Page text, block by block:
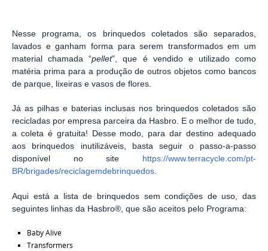
Nesse programa, os brinquedos coletados são separados,
lavados e ganham forma para serem transformados em um
material chamada “pellet”, que é vendido e utilizado como
matéria prima para a produção de outros objetos como bancos
de parque, lixeiras e vasos de flores.
Já as pilhas e baterias inclusas nos brinquedos coletados são
recicladas por empresa parceira da Hasbro. E o melhor de tudo,
a coleta é gratuita! Desse modo, para dar destino adequado
aos brinquedos inutilizáveis, basta seguir o passo-a-passo
disponível no site
https://www.terracycle.com/pt-
BR/brigades/reciclagemdebrinquedos.
Aqui está a lista de brinquedos sem condições de uso, das
seguintes linhas da Hasbro®, que são aceitos pelo Programa:
Baby Alive
Transformers